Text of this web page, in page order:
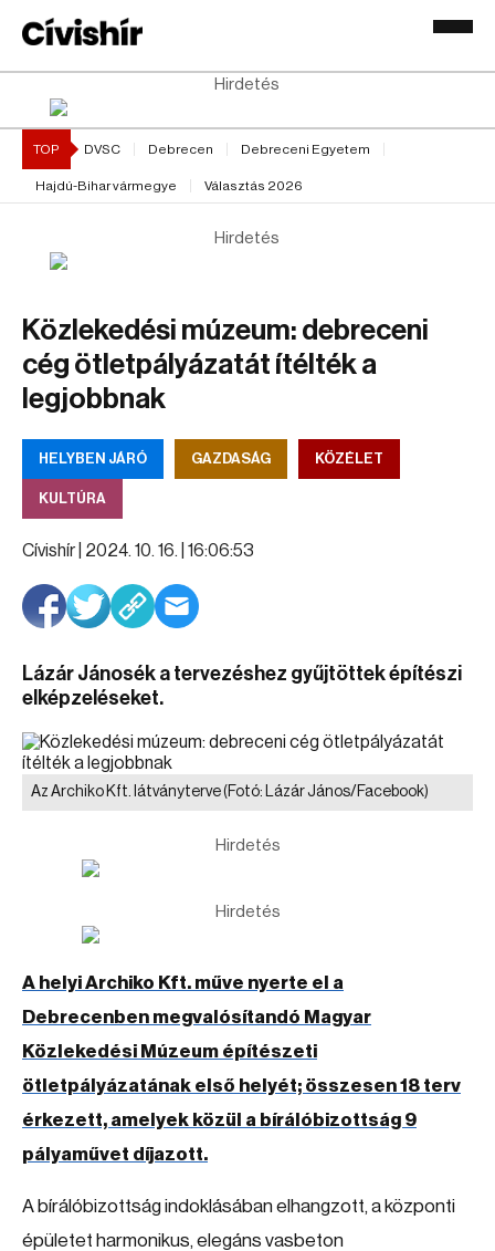
Hirdetés
TOP DVSC Debrecen Debreceni Egyetem
Hajdú-Bihar vármegye Választás 2026
Hirdetés
Közlekedési múzeum: debreceni
cég ötletpályázatát ítélték a
legjobbnak
HELYBEN JÁRÓ GAZDASÁG KÖZÉLET
KULTÚRA
Cívishír | 2024. 10. 16. | 16:06:53
Lázár Jánosék a tervezéshez gyűjtöttek építészi
elképzeléseket.
Az Archiko Kft. látványterve(Fotó: Lázár János/Facebook)
Hirdetés
Hirdetés
A helyi Archiko Kft. műve nyerte el a
Debrecenben megvalósítandó Magyar
Közlekedési Múzeum építészeti
ötletpályázatának első helyét; összesen 18 terv
érkezett, amelyek közül a bírálóbizottság 9
pályaművet díjazott.
A bírálóbizottság indoklásában elhangzott, a központi
épületet harmonikus, elegáns vasbeton